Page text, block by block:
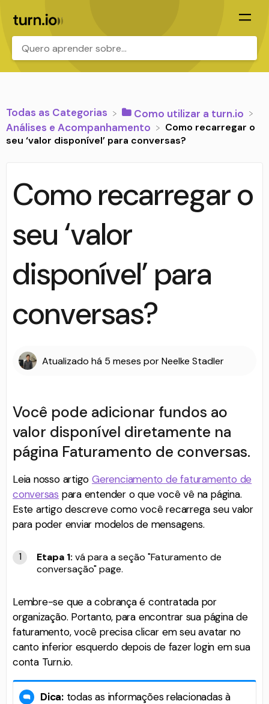
Todas as Categorias
​Como utilizar a turn.io
​Análises e Acompanhamento
Como recarregar o
seu ‘valor disponível’ para conversas?
Como recarregar o
seu ‘valor
disponível’ para
conversas?
Atualizado há 5 meses porNeelke Stadler
Você pode adicionar fundos ao
valor disponível diretamente na
página Faturamento de conversas.
Leia nosso artigoGerenciamento de faturamento de
conversas para entender o que você vê na página.
Este artigo descreve como você recarrega seu valor
para poder enviar modelos de mensagens.
Etapa 1: vá para a seção "Faturamento de
conversação" page.
Lembre-se que a cobrança é contratada por
organização. Portanto, para encontrar sua página de
faturamento, você precisa clicar em seu avatar no
canto inferior esquerdo depois de fazer login em sua
conta Turn.io.
Dica:todas as informações relacionadas à
.